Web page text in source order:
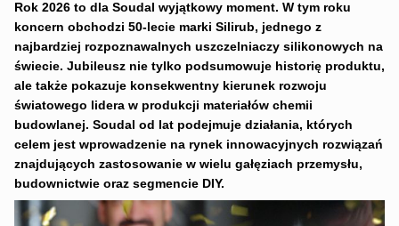
Rok 2026 to dla Soudal wyjątkowy moment. W tym roku
koncern obchodzi 50-lecie marki Silirub, jednego z
najbardziej rozpoznawalnych uszczelniaczy silikonowych na
świecie. Jubileusz nie tylko podsumowuje historię produktu,
ale także pokazuje konsekwentny kierunek rozwoju
światowego lidera w produkcji materiałów chemii
budowlanej. Soudal od lat podejmuje działania, których
celem jest wprowadzenie na rynek innowacyjnych rozwiązań
znajdujących zastosowanie w wielu gałęziach przemysłu,
budownictwie oraz segmencie DIY.